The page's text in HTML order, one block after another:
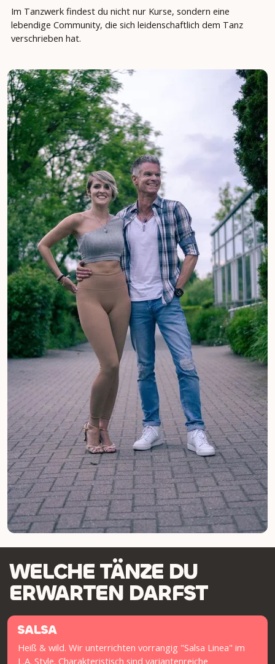
Im Tanzwerk findest du nicht nur Kurse, sondern eine
lebendige Community, die sich leidenschaftlich dem Tanz
verschrieben hat.
WELCHE TÄNZE DU
ERWARTEN DARFST
SALSA
Heiß & wild. Wir unterrichten vorrangig "Salsa Linea" im
L.A. Style. Charakteristisch sind variantenreiche